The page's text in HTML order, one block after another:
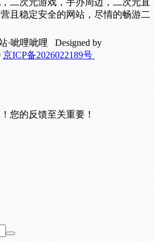
且稳定安全的网站，尽情的畅游二
·呲哩呲哩 Designed by
京ICP备2026022189号
您的反馈至关重要！